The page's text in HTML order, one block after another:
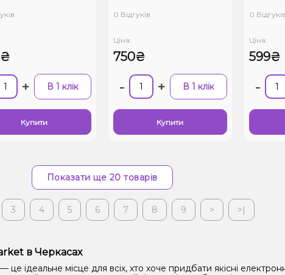
+ В 1 клік
Купити
0 Відгуків
Ціна:
750₴
- + В 1 клік
Купити
0 Відгуків
Ціна:
599₴
-
Показати ще 20 товарів
3 4 5 6 7 8 9 > >|
в Черкасах
ідеальне місце для всіх, хто хоче придбати якісні